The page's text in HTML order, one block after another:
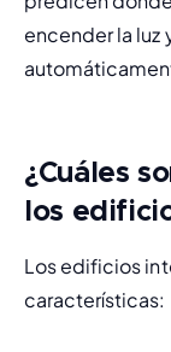
encender la luz
¿Cuáles
los
Los edificios
características: